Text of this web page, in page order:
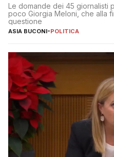
Le domande dei 45 giornalisti
poco Giorgia Meloni, che alla
questione
ASIA BUCONI-POLITICA